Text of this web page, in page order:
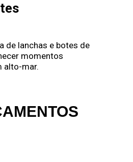
de lanchas e botes de
momentos
alto-mar.